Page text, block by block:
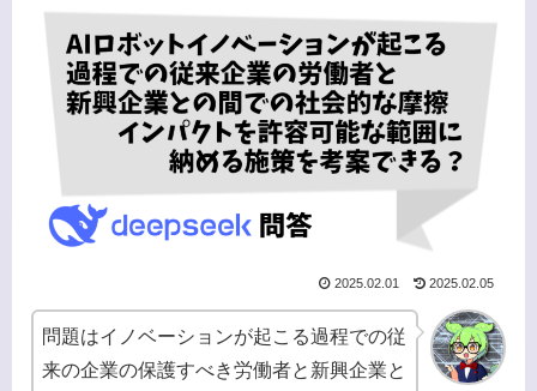
2025.02.01 2025.02.05
問題はイノベーションが起こる過程での従
来の企業の保護すべき労働者と新興企業と